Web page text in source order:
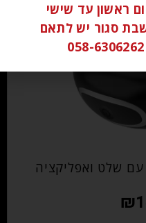
₪
ראשון עד שישי
14:00 ל 18:00 שבת סגור יש לתאם